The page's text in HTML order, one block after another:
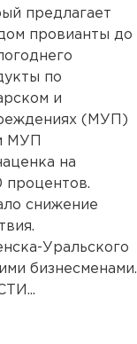
предлагает
провианты до
по
и
(МУП)
МУП
на
процентов.
снижение
Уральского
бизнесменами.